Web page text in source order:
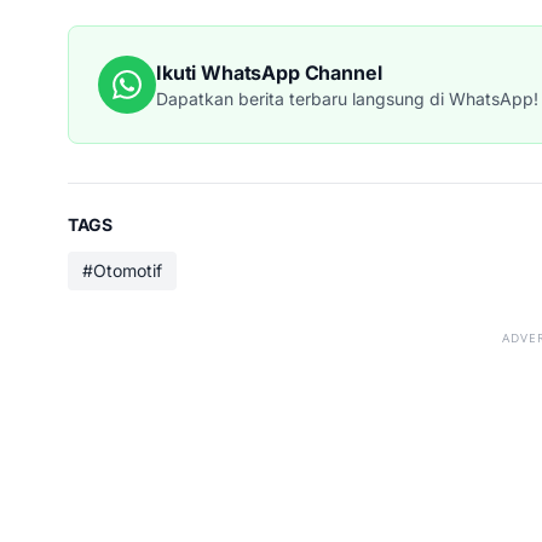
Ikuti WhatsApp Channel
Dapatkan berita terbaru langsung di WhatsApp!
TAGS
#Otomotif